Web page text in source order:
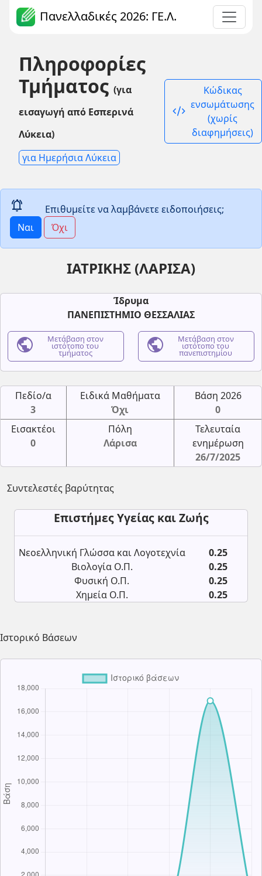
Πανελλαδικές 2026: ΓΕ.Λ.
Πληροφορίες
Τμήματος (για
εισαγωγή από Εσπερινά
Λύκεια)
για Ημερήσια Λύκεια
code_xml
Κώδικας
ενσωμάτωσης
(χωρίς
διαφημήσεις)
notifications_active
Επιθυμείτε να λαμβάνετε ειδοποιήσεις;
Ναι
Όχι
ΙΑΤΡΙΚΗΣ (ΛΑΡΙΣΑ)
Ίδρυμα
ΠΑΝΕΠΙΣΤΗΜΙΟ ΘΕΣΣΑΛΙΑΣ
public Μετάβαση στον
ιστότοπο του
τμήματος public Μετάβαση στον
ιστότοπο του
πανεπιστημίου
Πεδίο/α
3
Ειδικά Μαθήματα
Όχι
Βάση 2026
0
Εισακτέοι
0
Πόλη
Λάρισα
Τελευταία
ενημέρωση
26/7/2025
Συντελεστές βαρύτητας
Επιστήμες Υγείας και Ζωής
Νεοελληνική Γλώσσα και Λογοτεχνία
0.25
Βιολογία Ο.Π.
0.25
Φυσική Ο.Π.
0.25
Χημεία Ο.Π.
0.25
Ιστορικό Βάσεων